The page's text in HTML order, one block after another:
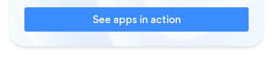
See apps in action